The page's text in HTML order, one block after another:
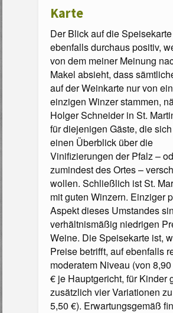
Karte
Der Blick auf die
ebenfalls durchaus positiv,
von dem meiner Meinung
Makel absieht, dass
auf der Weinkarte nur von
einzigen Winzer stammen,
Holger Schneider in St.
für diejenigen Gäste, die
einen Überblick über die
Vinifizierungen der Pfalz –
zumindest des Ortes –
wollen. Schließlich ist St.
mit guten Winzern. Einziger
Aspekt dieses Umstandes
verhältnismäßig niedrigen
Weine. Die Speisekarte ist,
Preise betrifft, auf ebenfalls
moderatem Niveau (von
€ je Hauptgericht, für Kinder
zusätzlich vier Variationen
5,50 €). Erwartungsgemäß